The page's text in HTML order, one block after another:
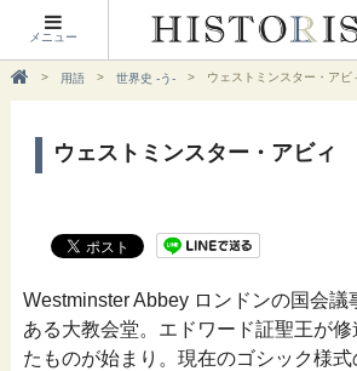
メニュー
用語 世界史 -う- ウェストミンスター・アビ
ウェストミンスター・アビィ
Westminster Abbey ロンドンの国会議
ある大教会堂。エドワード証聖王が
たものが始まり。現在のゴシック様